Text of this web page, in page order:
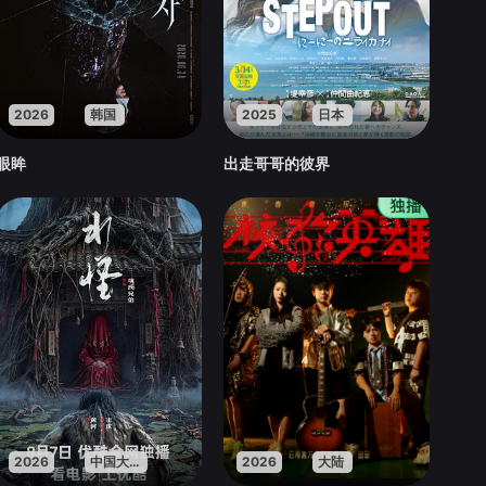
2026 韩国
眸
2025 日本
出走哥哥的彼界
2026 中国大陆 2026 大陆